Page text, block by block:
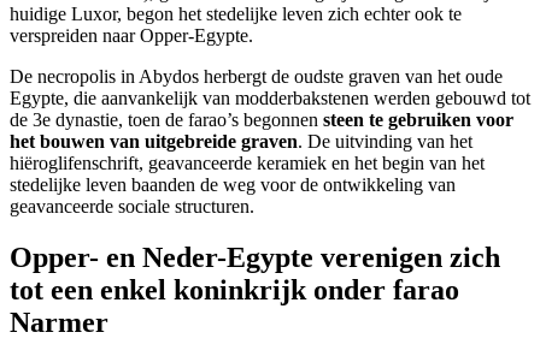
huidige Luxor, begon het stedelijke leven zich echter ook te
verspreiden naar Opper-Egypte.
De necropolis in Abydos herbergt de oudste graven van het oude
Egypte, die aanvankelijk van modderbakstenen werden gebouwd tot
de 3e dynastie, toen de farao’s begonnen steen te gebruiken voor
het bouwen van uitgebreide graven. De uitvinding van het
hiëroglifenschrift, geavanceerde keramiek en het begin van het
stedelijke leven baanden de weg voor de ontwikkeling van
geavanceerde sociale structuren.
Opper- en Neder-Egypte verenigen zich
tot een enkel koninkrijk onder farao
Narmer